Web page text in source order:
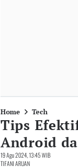
Home Tech
Tips
Android
19 Agu 2024, 13:45 WIB
TIFANI ARUAN